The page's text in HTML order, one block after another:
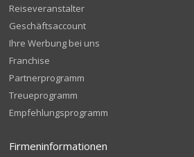
Reiseveranstalter
Geschäftsaccount
Ihre Werbung bei uns
Franchise
Partnerprogramm
Treueprogramm
Empfehlungsprogramm
Firmeninformationen